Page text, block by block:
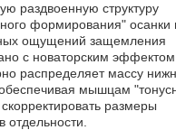
раздвоенную структуру
формирования" осанки
ощущений защемления
с новаторским эффектом
распределяет массу
мышцам
размеры
отдельности.